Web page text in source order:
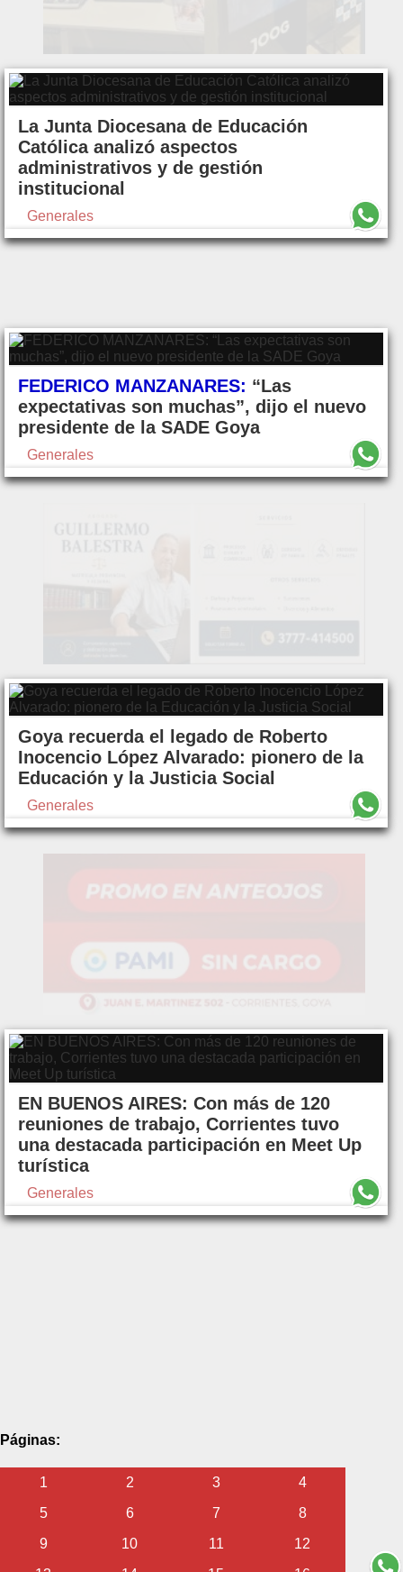
La Junta Diocesana de Educación
Católica analizó aspectos
administrativos y de gestión
institucional
Generales
FEDERICO MANZANARES: “Las
expectativas son muchas”, dijo el nuevo
presidente de la SADE Goya
Generales
Goya recuerda el legado de Roberto
Inocencio López Alvarado: pionero de la
Educación y la Justicia Social
Generales
EN BUENOS AIRES: Con más de 120
reuniones de trabajo, Corrientes tuvo
una destacada participación en Meet Up
turística
Generales
Páginas:
1 2 3
4
5
6 7
8
9
10 11
12